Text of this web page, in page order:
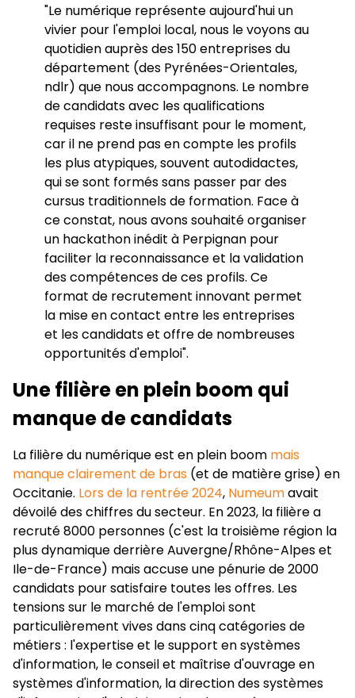
"Le numérique représente aujourd'hui un
vivier pour l'emploi local, nous le voyons au
quotidien auprès des 150 entreprises du
département (des Pyrénées-Orientales,
ndlr) que nous accompagnons. Le nombre
de candidats avec les qualifications
requises reste insuffisant pour le moment,
car il ne prend pas en compte les profils
les plus atypiques, souvent autodidactes,
qui se sont formés sans passer par des
cursus traditionnels de formation. Face à
ce constat, nous avons souhaité organiser
un hackathon inédit à Perpignan pour
faciliter la reconnaissance et la validation
des compétences de ces profils. Ce
format de recrutement innovant permet
la mise en contact entre les entreprises
et les candidats et offre de nombreuses
opportunités d'emploi".
Une filière en plein boom qui
manque de candidats
La filière du numérique est en plein boom mais
manque clairement de bras (et de matière grise) en
Occitanie. Lors de la rentrée 2024, Numeumavait
dévoilé des chiffres du secteur. En 2023, la filière a
recruté 8000 personnes (c'est la troisième région la
plus dynamique derrière Auvergne/Rhône-Alpes et
Ile-de-France) mais accuse une pénurie de 2000
candidats pour satisfaire toutes les offres. Les
tensions sur le marché de l'emploi sont
particulièrement vives dans cinq catégories de
métiers : l'expertise et le support en systèmes
d'information, le conseil et maîtrise d'ouvrage en
systèmes d'information, la direction des systèmes